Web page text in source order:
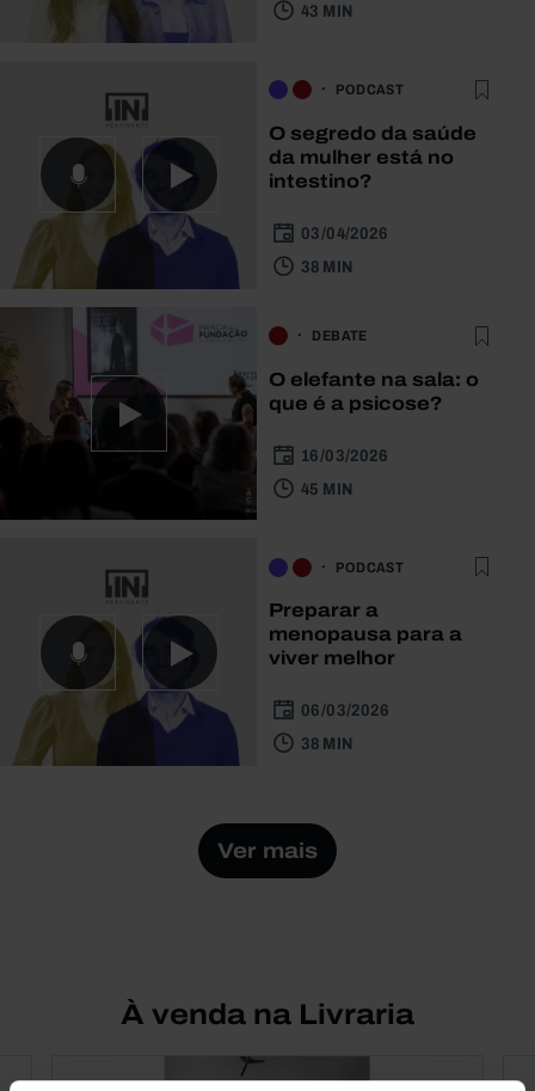
43 MIN
PODCAST
O segredo da saúde
da mulher está no
intestino?
03/04/2026
38 MIN
DEBATE
O elefante na sala: o
que é a psicose?
16/03/2026
45 MIN
PODCAST
Preparar a
menopausa para a
viver melhor
06/03/2026
38 MIN
Ver mais
À venda na Livraria